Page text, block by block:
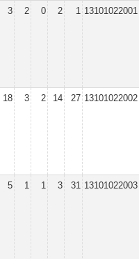
3 2 0 2 1 13101022001
18 3 2 14 27 13101022002
5 1 1 3 31 13101022003